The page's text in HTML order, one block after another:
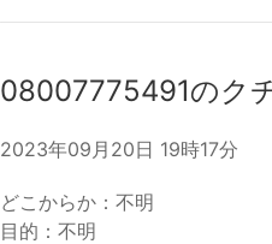
08007775491のク
2023年09月20日 19時17分
どこからか：不明
目的：不明